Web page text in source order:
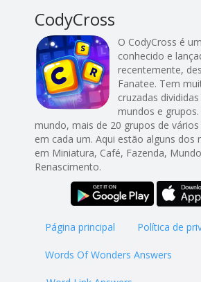
CodyCross
O CodyCross é
conhecido e
recentemente,
Fanatee. Tem
cruzadas
mundos e grupos.
mundo, mais de 20 grupos de
em cada um. Aqui estão alguns dos
em Miniatura, Café, Fazenda,
Renascimento.
Página principal Política de
Words Of Wonders Answers